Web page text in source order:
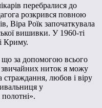
перебралися до
розкрився повною
Віра Роїк започаткувала
вишивки. У 1960-ті
Криму.
що за допомогою всього
звичайних ниток я можу
страждання, любов і віру
у
полотні».